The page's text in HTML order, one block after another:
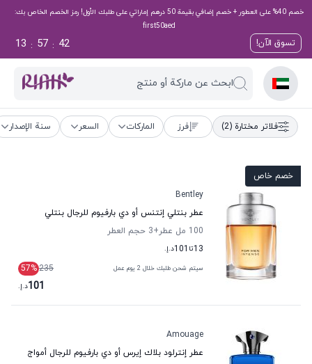
خصم 40% على العطور + خصم إضافي بقيمة 50 درهم إماراتي على طلبك الأول! رمز الخصم الخاص بك:
first50aed
تسوق الآن! 41
:
57
:
13
ابحث عن ماركة أو منتج
فلاتر مختارة (2) فرز الماركات السعر سنة الإصدار
خصم خاص
Bentley
عطر بنتلي إنتنس أو دي بارفيوم للرجال بنتلي
100 مل عطر
+3
حجم العطر
13تا 101د.إ.
سيتم شحن طلبك خلال 2 يوم عمل 235
57%
101د.إ.
Amouage
عطر إنترلود بلاك إيرس أو دي بارفيوم للرجال أمواج